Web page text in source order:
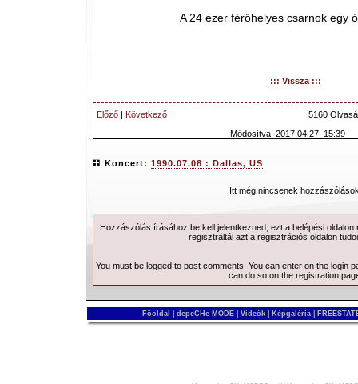
A 24 ezer férőhelyes csarnok egy
::: Vissza :::
Előző | Következő
5160
Módosítva: 2017.04.27. 15:39
Koncert: 1990.07.08 : Dallas, US
Itt még nincsenek
Hozzászólás írásához be kell jelentkezned, ezt a belépésioldalon
regisztráltál azt a regisztrációs oldalon
You must be logged to post comments, You can enter on the login
can do so on the registration
Főoldal depeCHe MODE Videók Képgaléria